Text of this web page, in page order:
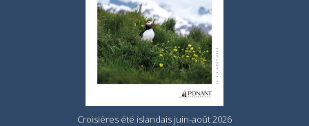
Croisières été islandais juin-août 2026